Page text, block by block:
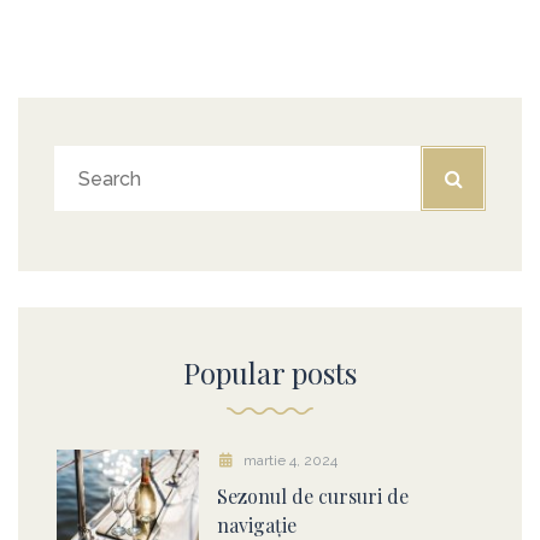
Popular posts
martie 4, 2024
Sezonul de cursuri de
navigație